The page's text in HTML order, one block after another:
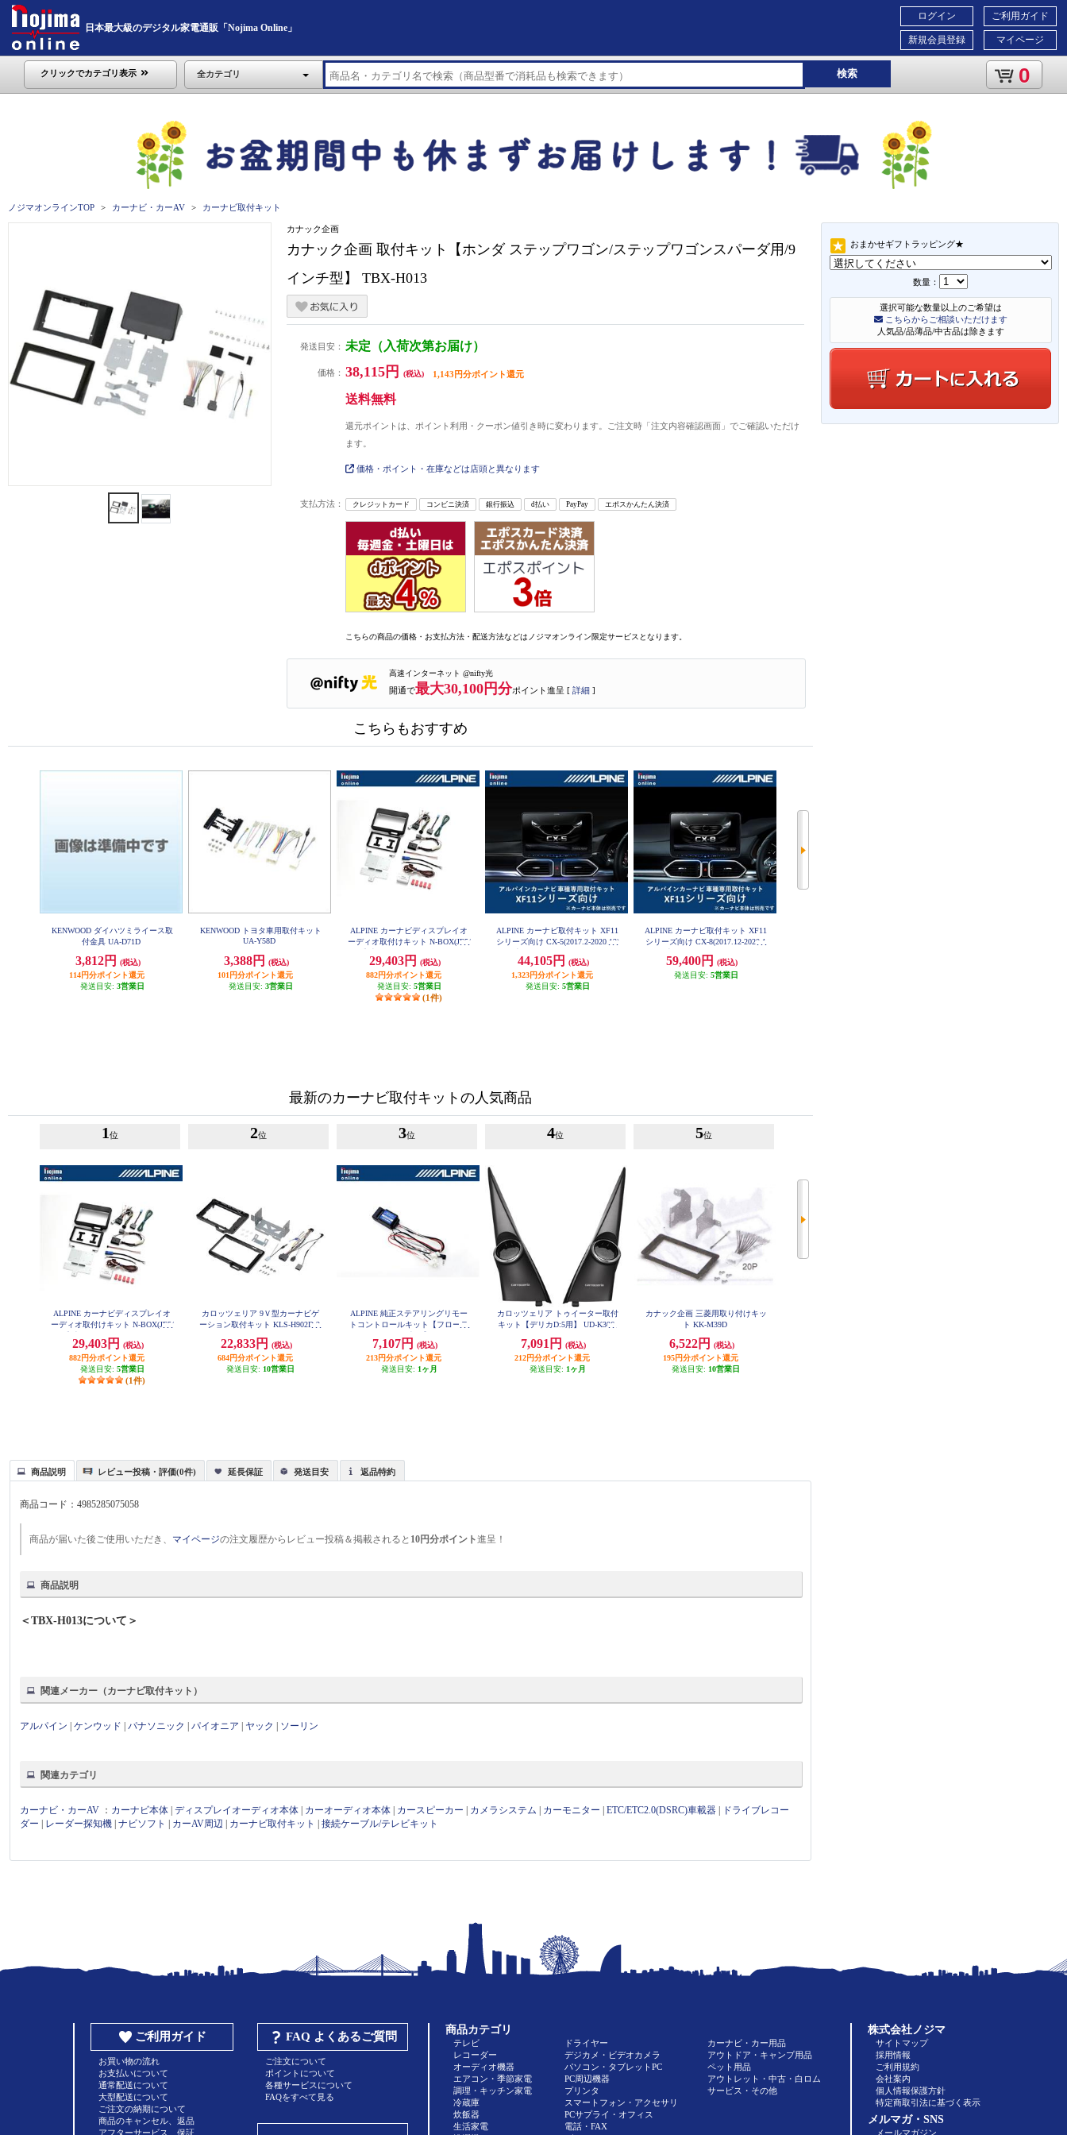
日本最大級のデジタル家電通販「Nojima Online」
ご利用ガイド
マイページ
ログイン
新規会員登録
クリックでカテゴリ表示 全カテゴリ 検索 0
ノジマオンラインTOP カーナビ・カーAV カーナビ取付キット
おまかせギフトラッピング★
数量：
選択可能な数量以上のご希望は
こちらからご相談いただけます
人気品/品薄品/中古品は除きます
カナック企画
カナック企画 取付キット【ホンダ ステップワゴン/ステップワゴンスパーダ用/9
インチ型】 TBX-H013
発送目安： 未定（入荷次第お届け）
価格： 38,115円 (税込) 1,143円分ポイント還元
送料無料
還元ポイントは、ポイント利用・クーポン値引き時に変わります。ご注文時「注文内容確認画面」でご確認いただけ
ます。
価格・ポイント・在庫などは店頭と異なります
支払方法： クレジットカード コンビニ決済 銀行振込 d払い PayPay エポスかんたん決済
こちらの商品の価格・お支払方法・配送方法などはノジマオンライン限定サービスとなります。
高速インターネット @nifty光
開通で最大30,100円分ポイント進呈 [ 詳細 ]
こちらもおすすめ
KENWOOD ダイハツミライース取
付金具 UA-D71D
3,812円
(税込)
114円分ポイント還元
発送目安: 3営業日
KENWOOD トヨタ車用取付キット
UA-Y58D
3,388円
(税込)
101円分ポイント還元
発送目安: 3営業日
ALPINE カーナビディスプレイオ
ーディオ取付けキット N-BOX(JF5/
29,403円
(税込)
882円分ポイント還元
発送目安: 5営業日
(1件)
ALPINE カーナビ取付キット XF11
シリーズ向け CX-5(2017.2-2020.12)
44,105円
(税込)
1,323円分ポイント還元
発送目安: 5営業日
ALPINE カーナビ取付キット XF11
シリーズ向け CX-8(2017.12-2020.1
59,400円
(税込)
発送目安: 5営業日
最新のカーナビ取付キットの人気商品
1 位
ALPINE カーナビディスプレイオ
ーディオ取付けキット N-BOX(JF5/
29,403円
(税込)
882円分ポイント還元
発送目安: 5営業日
(1件)
2位
カロッツェリア 9Ｖ型カーナビゲ
ーション取付キット KLS-H902D-2
22,833円
(税込)
684円分ポイント還元
発送目安: 10営業日
3位
ALPINE 純正ステアリングリモー
トコントロールキット【フローテ
R
7,107円
(税込)
213円分ポイント還元
発送目安: 1ヶ月
4位
カロッツェリア トゥイーター取付
キット【デリカD:5用】 UD-K306
7,091円
(税込)
212円分ポイント還元
発送目安: 1ヶ月
5位
カナック企画 三菱用取り付けキッ
ト KK-M39D
6,522円
(税込)
195円分ポイント還元
発送目安: 10営業日
商品説明 レビュー投稿・評価(0件) 延長保証 発送目安 返品特約
商品コード：4985285075058
商品が届いた後ご使用いただき、 マイページの注文履歴からレビュー投稿＆掲載されると 10円分ポイント進呈！
商品説明
＜TBX-H013について＞
関連メーカー（カーナビ取付キット）
アルパイン |ケンウッド |パナソニック |パイオニア ヤック ソーリン
関連カテゴリ
カーナビ・カーAV ： カーナビ本体 |ディスプレイオーディオ本体 カーオーディオ本体 カースピーカー カメラシステム カーモニター |ETC/ETC2.0(DSRC)車載器
ドライブレコー
ダー
レーダー探知機 |ナビソフト カーAV周辺 カーナビ取付キット |接続ケーブル/テレビキット
ご利用ガイド
お買い物の流れ
お支払いについて
通常配送について
大型配送について
ご注文の納期について
商品のキャンセル、返品
アフターサービス、保証
FAQ よくあるご質問
ご注文について
ポイントについて
各種サービスについて
FAQをすべて見る
商品カテゴリ
テレビ
レコーダー
オーディオ機器
エアコン・季節家電
調理・キッチン家電
冷蔵庫
炊飯器
生活家電
ドライヤー
デジカメ・ビデオカメラ
パソコン・タブレットPC
PC周辺機器
プリンタ
スマートフォン・アクセサリ
PCサプライ・オフィス
電話・FAX
カーナビ・カー用品
アウトドア・キャンプ用品
ペット用品
アウトレット・中古・白ロム
サービス・その他
株式会社ノジマ
サイトマップ
採用情報
ご利用規約
会社案内
個人情報保護方針
特定商取引法に基づく表示
メルマガ・SNS
メールマガジン